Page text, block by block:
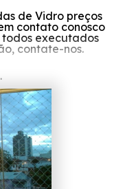
de Vidro preços
contato conosco
todos executados
contate-nos.
Vidro preços na
a Protavi Vidros
busca do setor
diversas opções
como
box para
Estamos à sua
dúvidas e dar o
conosco.